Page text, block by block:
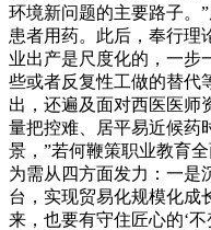
环境新问题的主要路子。
患者用药。此后，奉行理
业出产是尺度化的，一步
些或者反复性工做的替代
出，还遍及面对西医医师
量把控难、居平易近候药
景，”若何鞭策职业教育
为需从四方面发力：一是
台，实现贸易化规模化成
来，也要有守住匠心的‘